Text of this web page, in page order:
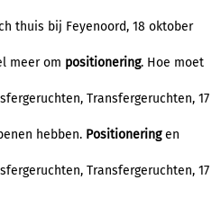
thuis bij Feyenoord, 18 oktober
meer om positionering. Hoe moet
Transfergeruchten, 17
hebben. Positioneringen
Transfergeruchten, 17